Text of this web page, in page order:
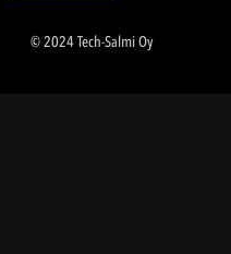
© 2024 Tech-Salmi Oy